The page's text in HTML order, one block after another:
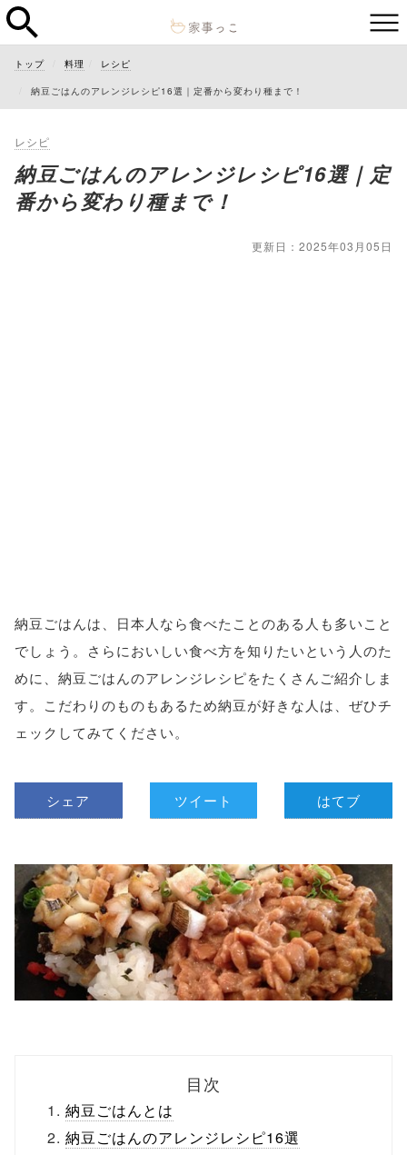
トップ 料理 レシピ
納豆ごはんのアレンジレシピ16選｜定番から変わり種まで！
レシピ
納豆ごはんのアレンジレシピ16選｜定
番から変わり種まで！
更新日：2025年03月05日
納豆ごはんは、日本人なら食べたことのある人も多いこと
でしょう。さらにおいしい食べ方を知りたいという人のた
めに、納豆ごはんのアレンジレシピをたくさんご紹介しま
す。こだわりのものもあるため納豆が好きな人は、ぜひチ
ェックしてみてください。
シェア ツイート はてブ
目次
納豆ごはんとは
納豆ごはんのアレンジレシピ16選